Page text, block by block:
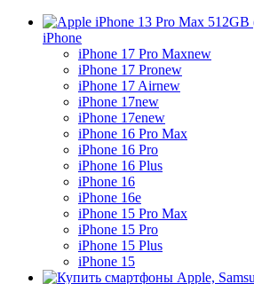
iPhone
iPhone 17 Pro Maxnew
iPhone 17 Pronew
iPhone 17 Airnew
iPhone 17new
iPhone 17enew
iPhone 16 Pro Max
iPhone 16 Pro
iPhone 16 Plus
iPhone 16
iPhone 16e
iPhone 15 Pro Max
iPhone 15 Pro
iPhone 15 Plus
iPhone 15